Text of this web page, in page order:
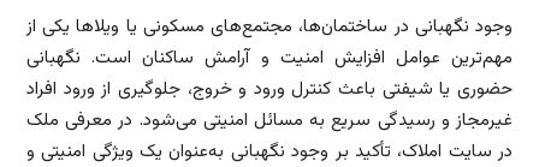
وجود نگهبانی در ساختمان‌ها، مجتمع‌های مسکونی یا ویلاها یکی از
مهم‌ترین عوامل افزایش امنیت و آرامش ساکنان است. نگهبانی
حضوری یا شیفتی باعث کنترل ورود و خروج، جلوگیری از ورود افراد
غیرمجاز و رسیدگی سریع به مسائل امنیتی می‌شود. در معرفی ملک
در سایت املاک، تأکید بر وجود نگهبانی به‌عنوان یک ویژگی امنیتی و